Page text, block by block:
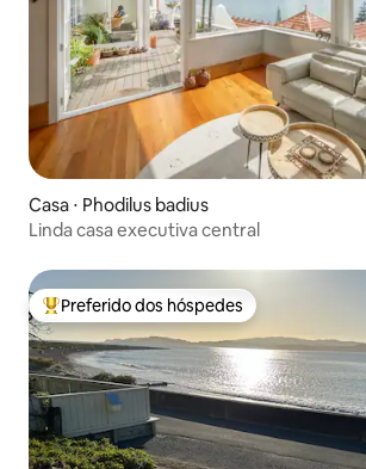
Casa ⋅ Phodilus badius
Linda casa executiva central
Entre os melhores preferidos dos hóspedes
Preferido dos hóspedes